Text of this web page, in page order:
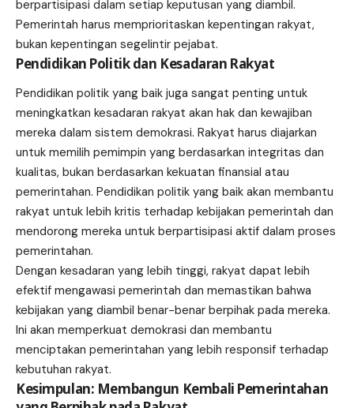
berpartisipasi dalam setiap keputusan yang diambil.
Pemerintah harus memprioritaskan kepentingan rakyat,
bukan kepentingan segelintir pejabat.
Pendidikan Politik dan Kesadaran Rakyat
Pendidikan politik yang baik juga sangat penting untuk
meningkatkan kesadaran rakyat akan hak dan kewajiban
mereka dalam sistem demokrasi. Rakyat harus diajarkan
untuk memilih pemimpin yang berdasarkan integritas dan
kualitas, bukan berdasarkan kekuatan finansial atau
pemerintahan. Pendidikan politik yang baik akan membantu
rakyat untuk lebih kritis terhadap kebijakan pemerintah dan
mendorong mereka untuk berpartisipasi aktif dalam proses
pemerintahan.
Dengan kesadaran yang lebih tinggi, rakyat dapat lebih
efektif mengawasi pemerintah dan memastikan bahwa
kebijakan yang diambil benar-benar berpihak pada mereka.
Ini akan memperkuat demokrasi dan membantu
menciptakan pemerintahan yang lebih responsif terhadap
kebutuhan rakyat.
Kesimpulan: Membangun Kembali Pemerintahan